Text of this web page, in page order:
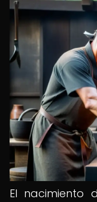
El nacimiento